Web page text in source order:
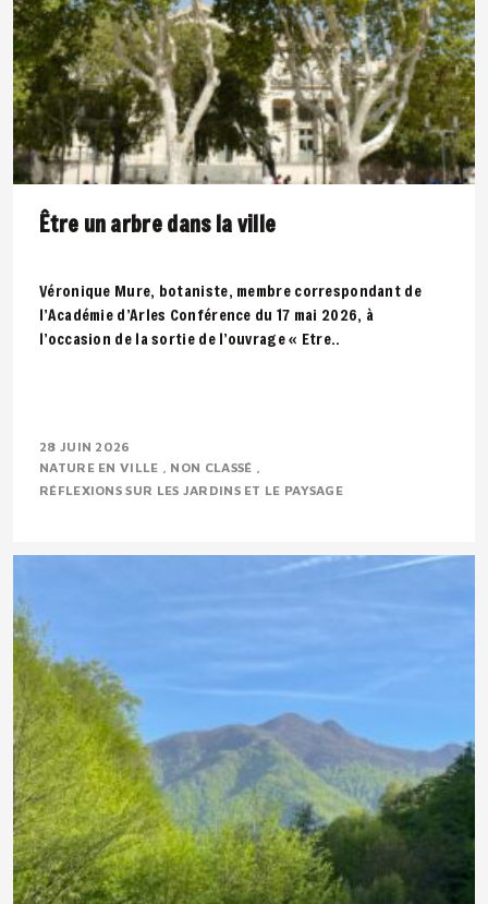
Être un arbre dans la ville
Véronique Mure, botaniste, membre correspondant de
l’Académie d’Arles Conférence du 17 mai 2026, à
l’occasion de la sortie de l’ouvrage « Etre..
28 JUIN 2026
NATURE EN VILLE
NON CLASSÉ
RÉFLEXIONS SUR LES JARDINS ET LE PAYSAGE